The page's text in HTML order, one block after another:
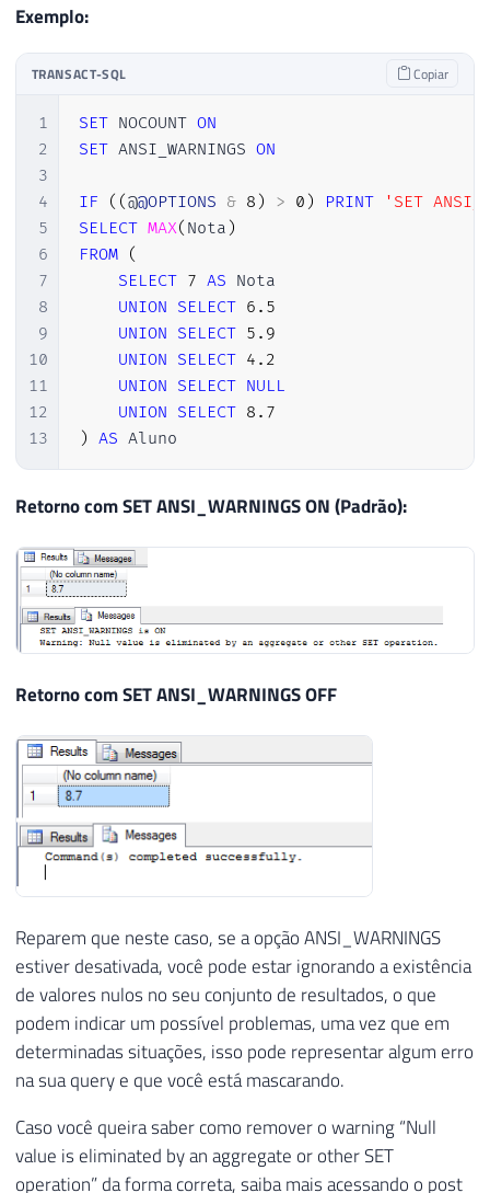
Exemplo:
TRANSACT-SQL Copiar
1
2
3
4
5
6
7
8
9
10
11
12
13
SET NOCOUNT ON
SET ANSI_WARNINGS ON
IF ( (@@OPTIONS & 8 ) > 0 ) PRINT
'SET
SELECT MAX( Nota )
FROM
(
SELECT 7 AS Nota
UNION SELECT 6.5
UNION SELECT 5.9
UNION SELECT 4.2
UNION SELECT NULL
UNION SELECT 8.7
) AS Aluno
Retorno com SET ANSI_WARNINGS ON (Padrão):
Retorno com SET ANSI_WARNINGS OFF
Reparem que neste caso, se a opção ANSI_WARNINGS
estiver desativada, você pode estar ignorando a existência
de valores nulos no seu conjunto de resultados, o que
podem indicar um possível problemas, uma vez que em
determinadas situações, isso pode representar algum erro
na sua query e que você está mascarando.
Caso você queira saber como remover o warning “Null
value is eliminated by an aggregate or other SET
operation” da forma correta, saiba mais acessando o post